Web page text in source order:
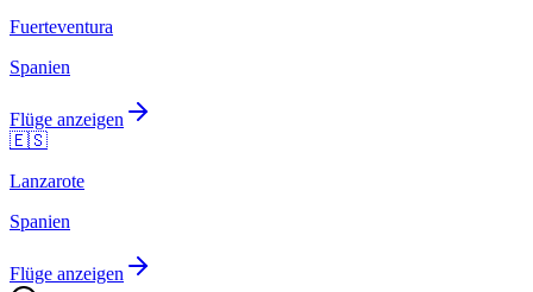
Fuerteventura
Spanien
Flüge anzeigen
🇪🇸
Lanzarote
Spanien
Flüge anzeigen